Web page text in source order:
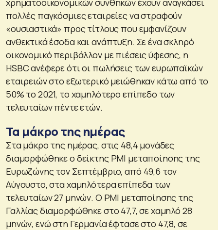
πολλές παγκόσμιες εταιρείες να στραφούν
«ουσιαστικά» προς τίτλους που εμφανίζουν
ανθεκτικά έσοδα και ανάπτυξη. Σε ένα σκληρό
οικονομικό περιβάλλον με πιέσεις ύφεσης, η
HSBC ανέφερε ότι οι πωλήσεις των ευρωπαϊκών
εταιρειών στο εξωτερικό μειώθηκαν κάτω από το
50% το 2021, το χαμηλότερο επίπεδο των
τελευταίων πέντε ετών.
Τα μάκρο της ημέρας
Στα μάκρο της ημέρας, στις 48,4 μονάδες
διαμορφώθηκε ο δείκτης PMI μεταποίησης της
Ευρωζώνης τον Σεπτέμβριο, από 49,6 τον
Αύγουστο, στα χαμηλότερα επίπεδα των
τελευταίων 27 μηνών. Ο PMI μεταποίησης της
Γαλλίας διαμορφώθηκε στο 47,7, σε χαμηλό 28
μηνών, ενώ στη Γερμανία έφτασε στο 47,8, σε